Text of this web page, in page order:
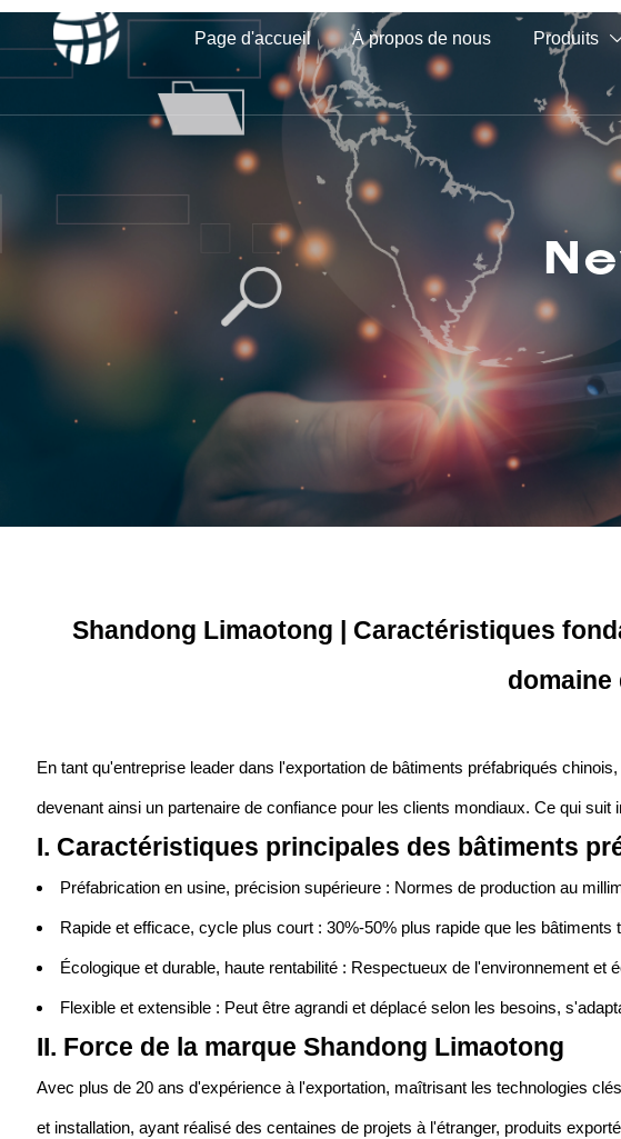
Page d'accueil À propos de nous Produits
Shandong Limaotong | Caractéristiques
En tant qu'entreprise leader dans l'exportation de bâtiments préfabriqués
devenant ainsi un partenaire de confiance pour les clients mondiaux. Ce qui
I. Caractéristiques principales des bâtiments
Préfabrication en usine, précision supérieure : Normes de production au
Rapide et efficace, cycle plus court : 30%-50% plus rapide que les
Écologique et durable, haute rentabilité : Respectueux de l'environnement
Flexible et extensible : Peut être agrandi et déplacé selon les besoins,
II. Force de la marque Shandong Limaotong
Avec plus de 20 ans d'expérience à l'exportation, maîtrisant les technologies
et installation, ayant réalisé des centaines de projets à l'étranger, produits